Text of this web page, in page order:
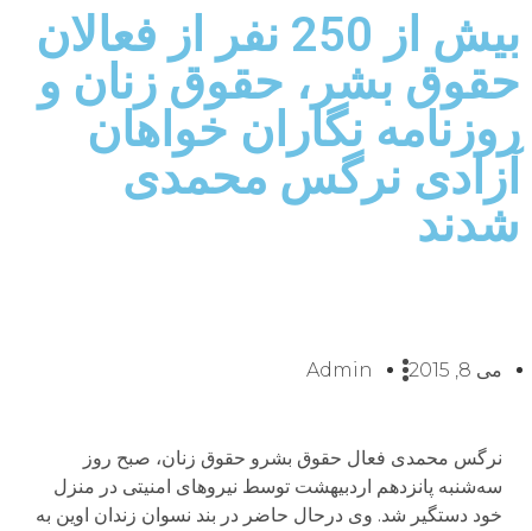
بیش از 250 نفر از فعالان
حقوق بشر، حقوق زنان و
روزنامه نگاران خواهان
آزادی نرگس محمدی
شدند
می 8, 2015 Admin
نرگس محمدی فعال حقوق بشرو حقوق زنان، صبح روز
سه‌شنبه پانزدهم اردبیهشت توسط نیروهای امنیتی در منزل
خود دستگیر شد. وی درحال حاضر در بند نسوان زندان اوین به